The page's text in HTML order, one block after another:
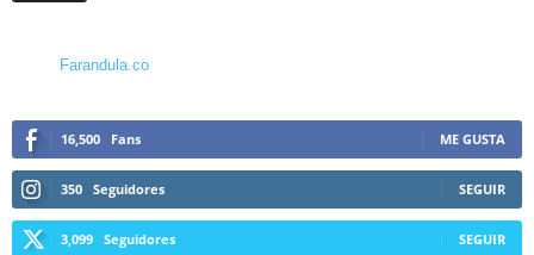
Farandula.co
16,500 Fans ME GUSTA
350 Seguidores SEGUIR
3,099 Seguidores SEGUIR